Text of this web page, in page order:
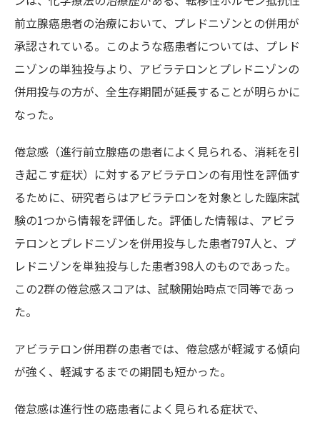
前立腺癌患者の治療において、プレドニゾンとの併用が
承認されている。このような癌患者については、プレド
ニゾンの単独投与より、アビラテロンとプレドニゾンの
併用投与の方が、全生存期間が延長することが明らかに
なった。
倦怠感（進行前立腺癌の患者によく見られる、消耗を引
き起こす症状）に対するアビラテロンの有用性を評価す
るために、研究者らはアビラテロンを対象とした臨床試
験の1つから情報を評価した。評価した情報は、アビラ
テロンとプレドニゾンを併用投与した患者797人と、プ
レドニゾンを単独投与した患者398人のものであった。
この2群の倦怠感スコアは、試験開始時点で同等であっ
た。
アビラテロン併用群の患者では、倦怠感が軽減する傾向
が強く、軽減するまでの期間も短かった。
倦怠感は進行性の癌患者によく見られる症状で、